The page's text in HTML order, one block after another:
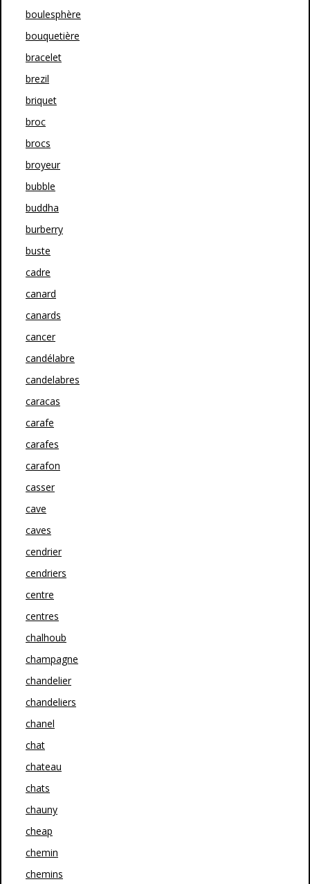
boulesphère
bouquetière
bracelet
brezil
briquet
broc
brocs
broyeur
bubble
buddha
burberry
buste
cadre
canard
canards
cancer
candélabre
candelabres
caracas
carafe
carafes
carafon
casser
cave
caves
cendrier
cendriers
centre
centres
chalhoub
champagne
chandelier
chandeliers
chanel
chat
chateau
chats
chauny
cheap
chemin
chemins